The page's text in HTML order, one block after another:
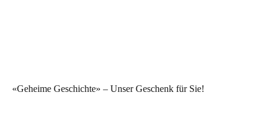
«Geheime Geschichte» – Unser Geschenk für Sie!